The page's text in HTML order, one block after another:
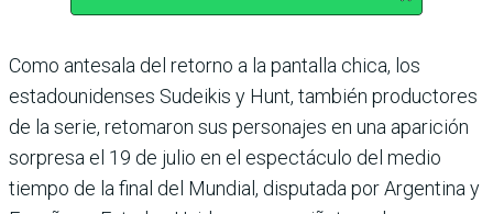
Como antesala del retorno a la pantalla chica, los
estadounidenses Sudeikis y Hunt, también productores
de la serie, retomaron sus personajes en una aparición
sorpresa el 19 de julio en el espectáculo del medio
tiempo de la final del Mundial, disputada por Argentina y